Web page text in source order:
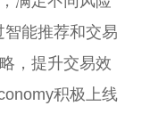
能推荐和交易
，提升交易效
积极上线